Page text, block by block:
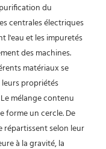
du
centrales électriques
l'eau et les impuretés
des machines.
matériaux se
propriétés
mélange contenu
forme un cercle. De
répartissent selon leur
à la gravité, la